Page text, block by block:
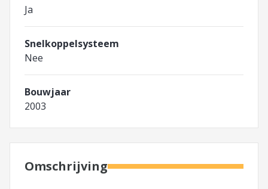
Ja
Snelkoppelsysteem
Nee
Bouwjaar
2003
Omschrijving